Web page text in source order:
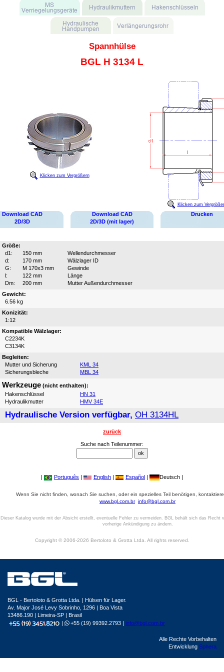
Spannhülse
BGL H 3134 L
Klicken zum Vergrößern
Klicken zum
Download CAD
2D/3D
Download CAD
2D/3D (mit lager)
Drucken
Größe:
d1:
150 mm
Wellendurchmesser
d:
170 mm
Wälzlager ID
G:
M 170x3 mm
Gewinde
l:
122 mm
Länge
Dm:
200 mm
Mutter Außendurchmesser
Gewicht:
6.56 kg
Konizität:
1:12
Kompatible Wälzlager:
C2234K
C3134K
Begleiten:
Mutter und Sicherung
KML 34
Sicherungsbleche
MBL 34
Werkzeuge (nicht enthalten):
Hakenschlüssel
HN 31
Hydraulikmutter
HMV 34E
Hydraulische Version verfügbar, OH 3134HL
zurück
Suche nach Teilenummer:
| Português | English | Español | Deutsch |
Wenn Sie nicht finden, wonach Sie suchen, oder ein spezielles Teil benötigen,
www.bgl.com.br info@bgl.com.br
Dieser Katalog wurde mit der Absicht erstellt, eventuelle Fehler zu vermeiden. BGL behält sich das Recht
vorherige Ankündigung zu ändern.
Copyright © 2006-2026 Bertoloto & Grotta Ltda. All rights reserved.
BGL - Bertoloto & Grotta Ltda. | Hülsen für Lager.
Av. Major José Levy Sobrinho, 1296 | Boa Vista
13486.190 | Limeira-SP | Brasil
|
+55 (19) 99392.2793 | info@bgl.com.br
Alle Rechte Vorbehalten
Entwicklung Sphera